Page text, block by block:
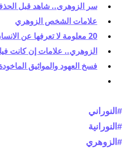
سر الزوهرى.. شاهد قبل
علامات الشخص الزوهري
20 معلومة لا تعرفها عن الانسان الزوهري
الزوهري.. علامات إن كانت
فسخ العهود والمواثيق
#النوراني
#النورانية
#الزوهري